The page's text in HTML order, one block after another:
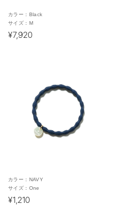
カラー： Black
サイズ： M
¥7,920
カラー： NAVY
サイズ： One
¥1,210